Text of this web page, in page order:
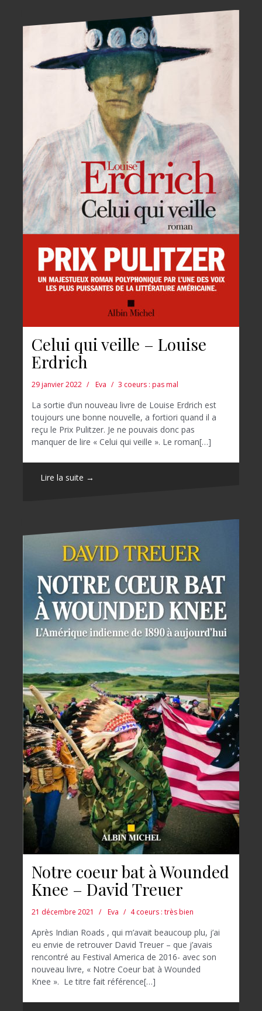
Celui qui veille – Louise
Erdrich
29 janvier 2022 Eva 3 coeurs : pas mal
La sortie d’un nouveau livre de Louise Erdrich est
toujours une bonne nouvelle, a fortiori quand il a
reçu le Prix Pulitzer. Je ne pouvais donc pas
manquer de lire « Celui qui veille ». Le roman[…]
Lire la suite →
Notre coeur bat à Wounded
Knee – David Treuer
21 décembre 2021 Eva 4 coeurs : très bien
Après Indian Roads , qui m’avait beaucoup plu, j’ai
eu envie de retrouver David Treuer – que j’avais
rencontré au Festival America de 2016- avec son
nouveau livre, « Notre Coeur bat à Wounded
Knee ». Le titre fait référence[…]